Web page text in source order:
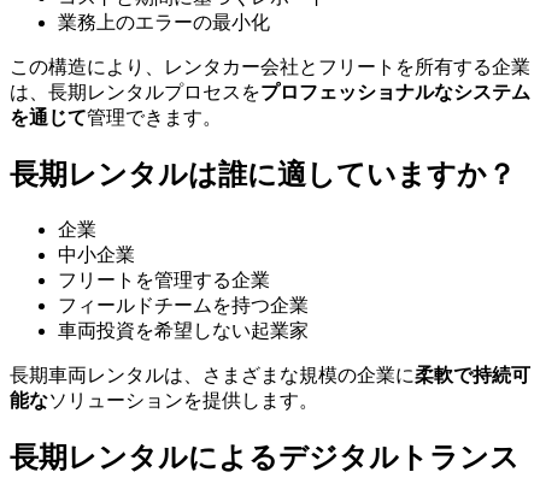
業務上のエラーの最小化
この構造により、レンタカー会社とフリートを所有する企業
は、長期レンタルプロセスをプロフェッショナルなシステム
を通じて管理できます。
長期レンタルは誰に適していますか？
企業
中小企業
フリートを管理する企業
フィールドチームを持つ企業
車両投資を希望しない起業家
長期車両レンタルは、さまざまな規模の企業に柔軟で持続可
能なソリューションを提供します。
長期レンタルによるデジタルトランス